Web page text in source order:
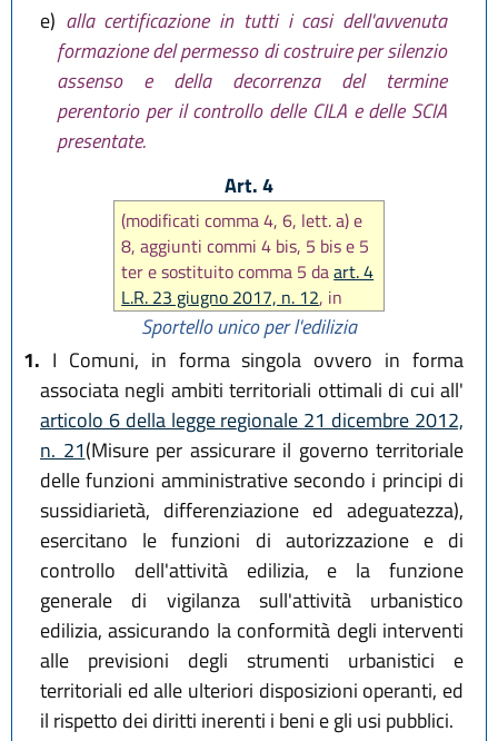
e) alla certificazione in tutti i casi dell'avvenuta
formazione del permesso di costruire per silenzio
assenso e della decorrenza del termine
perentorio per il controllo delle CILA e delle SCIA
presentate.
Art. 4
(modificati comma 4, 6, lett. a) e
8, aggiunti commi 4 bis, 5 bis e 5
ter e sostituito comma 5 daart. 4
L.R. 23 giugno 2017, n. 12, in
seguito modificato comma 4 e
sostituito comma 5 da
29 dicembre 2020, n. 14 , poi
modificato comma 5 daart. 14
L.R. 20 maggio 2021, n. 5)
Sportello unico per l'edilizia
1. I Comuni, in forma singola ovvero in forma
associata negli ambiti territoriali ottimali di cui all'
articolo 6 della legge regionale 21 dicembre 2012,
n. 21(Misure per assicurare il governo territoriale
delle funzioni amministrative secondo i principi di
sussidiarietà, differenziazione ed adeguatezza),
esercitano le funzioni di autorizzazione e di
controllo dell'attività edilizia, e la funzione
generale di vigilanza sull'attività urbanistico
edilizia, assicurando la conformità degli interventi
alle previsioni degli strumenti urbanistici e
territoriali ed alle ulteriori disposizioni operanti, ed
il rispetto dei diritti inerenti i beni e gli usi pubblici.